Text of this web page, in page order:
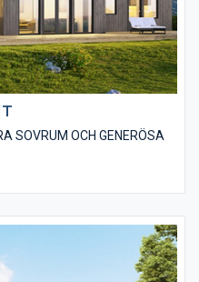
SOVRUM OCH GENERÖSA
med stående
målas med faluröd eller
Du har möjlighet till
huset anpassat till dina